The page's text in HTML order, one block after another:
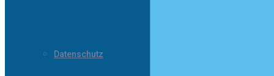
Datenschutz